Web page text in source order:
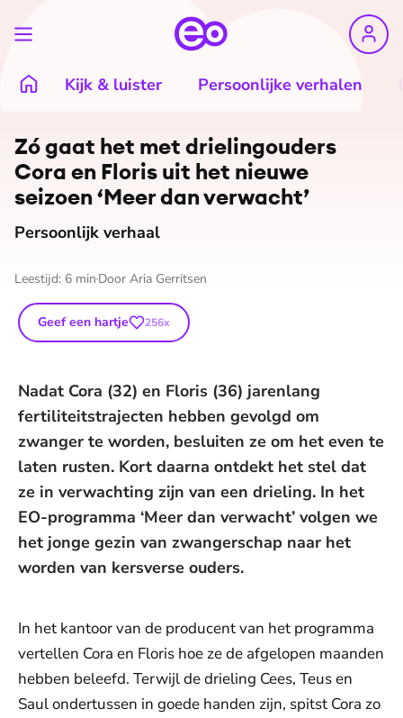
Kijk & luister Persoonlijke verhalen
Zó gaat het met drie­lingou­ders
Cora en Floris uit het nieuwe
seizoen ‘Meer dan verwacht’
Persoonlijk verhaal
Leestijd: 6 min Door Aria Gerritsen
Geef een hartje 256x
Nadat Cora (32) en Floris (36) jarenlang
fertiliteitstrajecten hebben gevolgd om
zwanger te worden, besluiten ze om het even te
laten rusten. Kort daarna ontdekt het stel dat
ze in verwachting zijn van een drieling. In het
EO-programma ‘Meer dan verwacht’ volgen we
het jonge gezin van zwangerschap naar het
worden van kersverse ouders.
In het kantoor van de producent van het programma
vertellen Cora en Floris hoe ze de afgelopen maanden
hebben beleefd. Terwijl de drieling Cees, Teus en
Saul ondertussen in goede handen zijn, spitst Cora zo